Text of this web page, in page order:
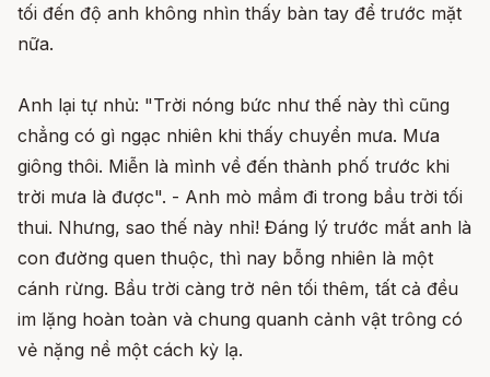
tối đến độ anh không nhìn thấy bàn tay để trước mặt
nữa.
Anh lại tự nhủ: "Trời nóng bức như thế này thì cũng
chẳng có gì ngạc nhiên khi thấy chuyển mưa. Mưa
giông thôi. Miễn là mình về đến thành phố trước khi
trời mưa là được". - Anh mò mầm đi trong bầu trời tối
thui. Nhưng, sao thế này nhỉ! Đáng lý trước mắt anh là
con đường quen thuộc, thì nay bỗng nhiên là một
cánh rừng. Bầu trời càng trở nên tối thêm, tất cả đều
im lặng hoàn toàn và chung quanh cảnh vật trông có
vẻ nặng nề một cách kỳ lạ.